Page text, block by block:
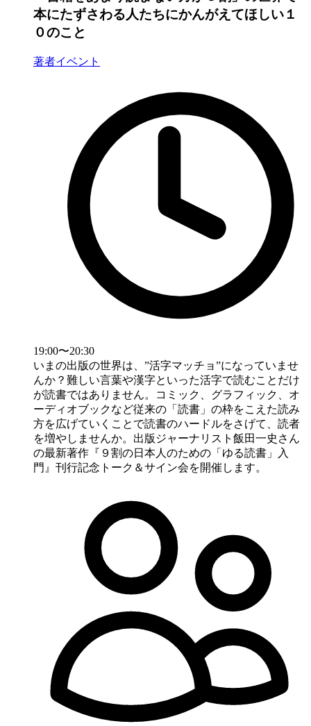
本にたずさわる人たちにかんがえてほしい１
０のこと
著者イベント
19:00〜20:30
いまの出版の世界は、”活字マッチョ”になっていませ
んか？難しい言葉や漢字といった活字で読むことだけ
が読書ではありません。コミック、グラフィック、オ
ーディオブックなど従来の「読書」の枠をこえた読み
方を広げていくことで読書のハードルをさげて、読者
を増やしませんか。出版ジャーナリスト飯田一史さん
の最新著作『９割の日本人のための「ゆる読書」入
門』刊行記念トーク＆サイン会を開催します。